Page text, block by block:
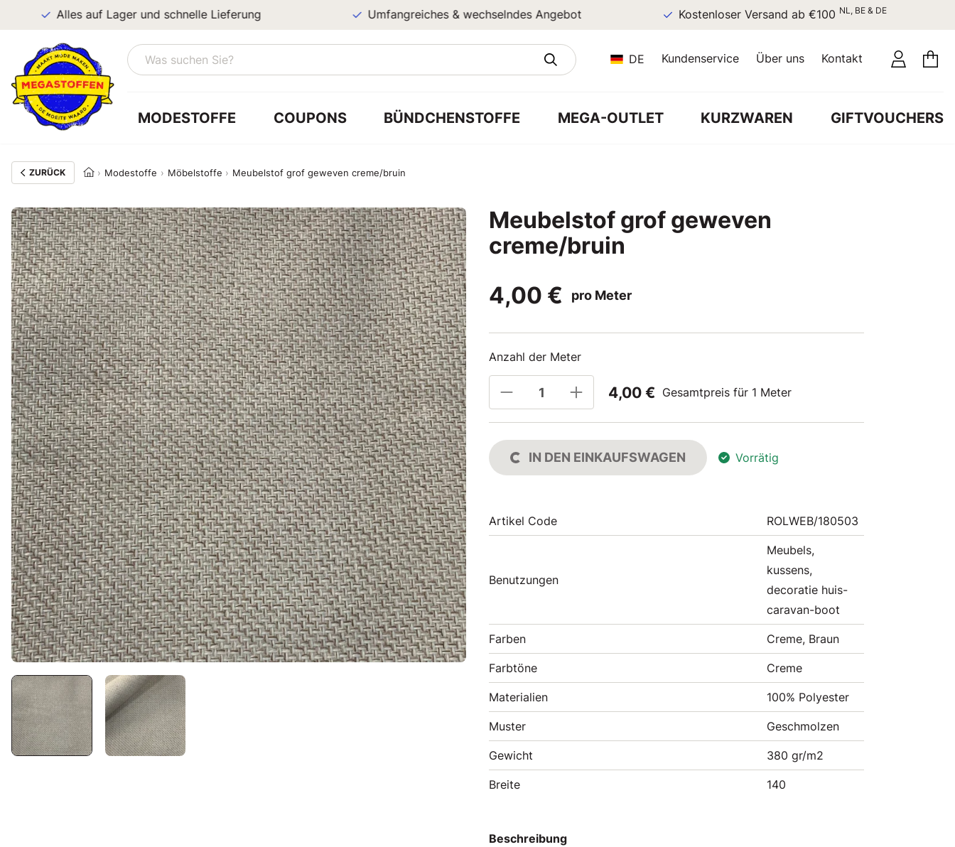
Alles auf Lager und schnelle Lieferung Umfangreiches & wechselndes Angebot Kostenloser Versand ab €100NL, BE & DE
DE Kundenservice Über uns Kontakt
MODESTOFFE COUPONS BÜNDCHENSTOFFE MEGA-OUTLET KURZWAREN GIFTVOUCHERS
ZURÜCK Modestoffe Möbelstoffe Meubelstof grof geweven creme/bruin
Meubelstof grof geweven
creme/bruin
4,00 €
pro Meter
Anzahl der Meter
4,00 € Gesamtpreis für 1 Meter
IN DEN EINKAUFSWAGEN Vorrätig
Artikel Code ROLWEB/180503
Benutzungen
Meubels,
kussens,
decoratie huis-
caravan-boot
Farben Creme, Braun
Farbtöne Creme
Materialien 100% Polyester
Muster Geschmolzen
Gewicht 380 gr/m2
Breite 140
Beschreibung